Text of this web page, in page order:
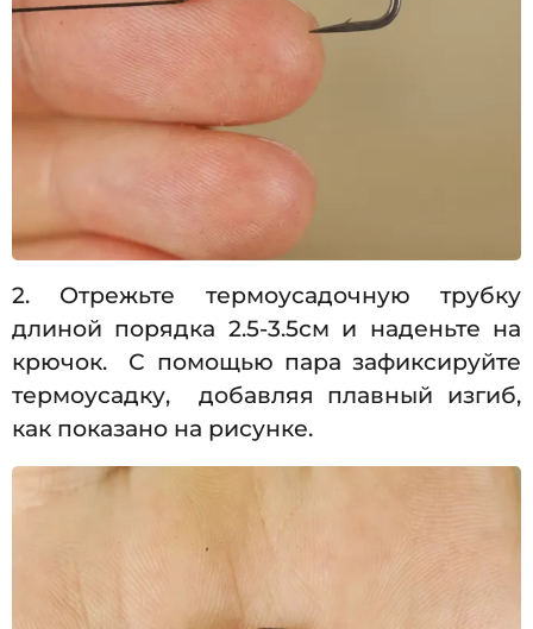
2. Отрежьте термоусадочную трубку
длиной порядка 2.5-3.5см и наденьте на
крючок. С помощью пара зафиксируйте
термоусадку, добавляя плавный изгиб,
как показано на рисунке.